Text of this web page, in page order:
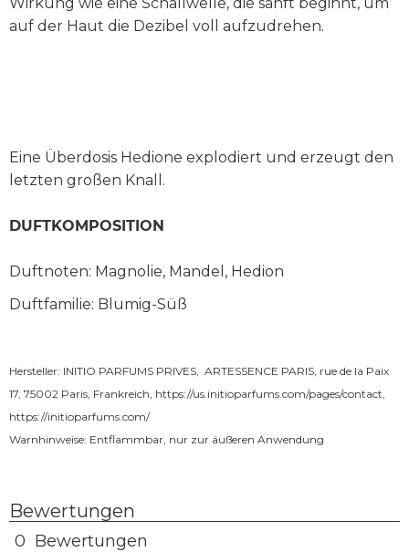
auf der Haut die Dezibel voll aufzudrehen.
Eine Überdosis Hedione explodiert und erzeugt den
letzten großen Knall.
DUFTKOMPOSITION
Duftnoten: Magnolie, Mandel, Hedion
Duftfamilie: Blumig-Süß
Hersteller: INITIO PARFUMS PRIVES, ARTESSENCE PARIS, rue de la Paix
17, 75002 Paris, Frankreich, https://us.initioparfums.com/pages/contact
https://initioparfums.com/
Warnhinweise: Entflammbar, nur zur äußeren Anwendung
Bewertungen
0 Bewertungen